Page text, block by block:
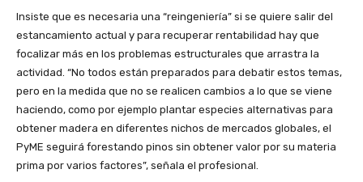
Insiste que es necesaria una “reingeniería” si se quiere salir del
estancamiento actual y para recuperar rentabilidad hay que
focalizar más en los problemas estructurales que arrastra la
actividad. “No todos están preparados para debatir estos temas,
pero en la medida que no se realicen cambios a lo que se viene
haciendo, como por ejemplo plantar especies alternativas para
obtener madera en diferentes nichos de mercados globales, el
PyME seguirá forestando pinos sin obtener valor por su materia
prima por varios factores”, señala el profesional.